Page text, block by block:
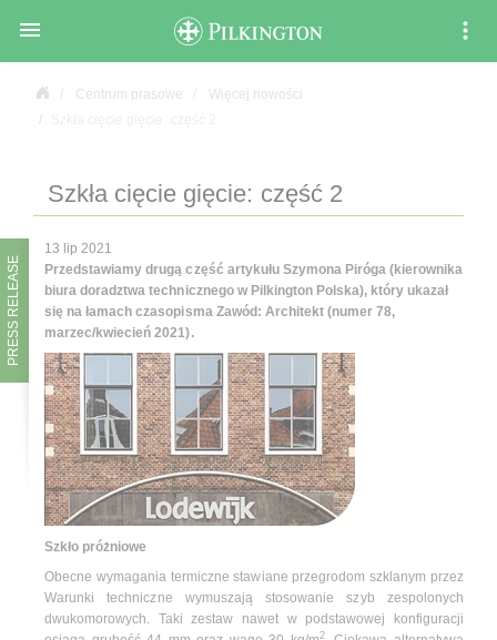

Centrum prasowe
Więcej nowości
Szkła cięcie gięcie: część 2
PRESS RELEASE
13 lip 2021
Przedstawiamy drugą część artykułu Szymona Piróga (kierownika
biura doradztwa technicznego w Pilkington Polska), który ukazał
się na łamach czasopisma Zawód: Architekt (numer 78,
marzec/kwiecień 2021).
Szkło próżniowe
Obecne wymagania termiczne stawiane przegrodom szklanym przez
Warunki techniczne wymuszają stosowanie szyb zespolonych
dwukomorowych. Taki zestaw nawet w podstawowej konfiguracji
2